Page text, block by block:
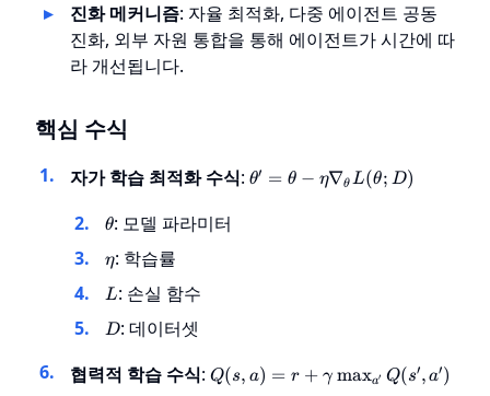
진화 메커니즘: 자율 최적화, 다중 에이전트 공동
진화, 외부 자원 통합을 통해 에이전트가 시간에 따
라 개선됩니다.
핵심 수식
자가 학습 최적화 수식: \theta' =
\theta - \eta
θ′ = θ − η∇θ L(θ; D)
\theta
θ: 모델 파라미터
\eta
η: 학습률
L
L: 손실 함수
D
D: 데이터셋
협력적 학습 수식: Q(s, a) = r
+ \gamma
Q(s, a) = r + γ maxa′ Q(s′, a′)